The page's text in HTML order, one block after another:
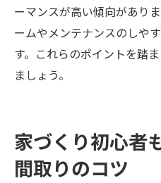
ーマンスが高い傾向があり
ームやメンテナンスのしや
す。これらのポイントを踏
ましょう。
家づくり初心者
間取りのコツ